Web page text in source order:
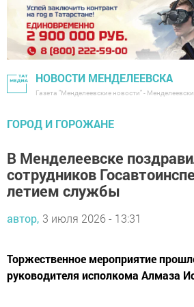
НОВОСТИ МЕНДЕЛЕЕВСКА
Газета "Менделеевские новости" -
ГОРОД И ГОРОЖАНЕ
В Менделеевске
сотрудников
летием службы
автор, 3 июля 2026 - 13:31
Торжественное мероприятие
руководителя исполкома Алмаза